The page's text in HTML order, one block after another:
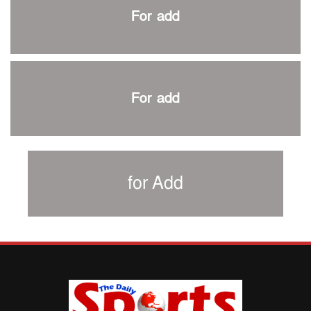
শান্ত-মুমিনুলদের ব্যাটে প্রথম দিন বাংলাদেশের
প্রচার বিমুখ এক ক্রীড়া অন্তপ্রাণ সংগঠক
সাফের হ্যাটট্রিক মিশনে থাইল্যান্ডের পথে আফঈদারা
বায়ার্নকে বিদায় করে ফাইনালে পিএসজি
আগামী বছর থেকে শিক্ষাক্ষেত্রে খেলাধুলা বাধ্যতামূলক করা হবে:
পাকিস্তানের বিপক্ষে টেস্টের আগে বাংলাদেশের প্রস্তুতি নিয়ে
আত্মবিশ্বাসী সিমন্স
For add
For add
for Add